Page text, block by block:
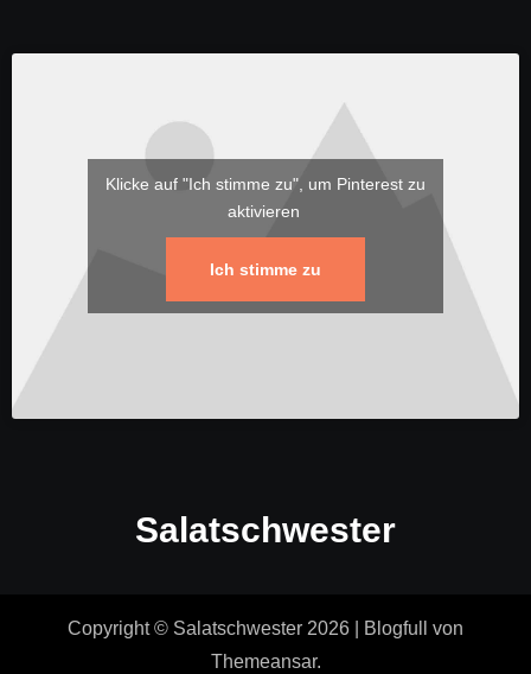
Klicke auf "Ich stimme zu", um Pinterest zu
aktivieren
Ich stimme zu
Salatschwester
Copyright © Salatschwester 2026 Blogfull
von
Themeansar.